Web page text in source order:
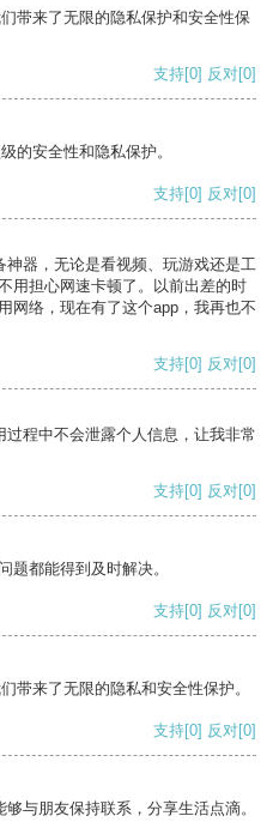
带来了无限的隐私保护和安全性保
支持[0] 反对[0]
的安全性和隐私保护。
支持[0] 反对[0]
器，无论是看视频、玩游戏还是工
用担心网速卡顿了。以前出差的时
网络，现在有了这个app，我再也不
支持[0] 反对[0]
程中不会泄露个人信息，让我非常
支持[0] 反对[0]
题都能得到及时解决。
支持[0] 反对[0]
带来了无限的隐私和安全性保护。
支持[0] 反对[0]
与朋友保持联系，分享生活点滴。